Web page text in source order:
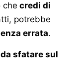
che credi di
potrebbe
errata.
sfatare sul